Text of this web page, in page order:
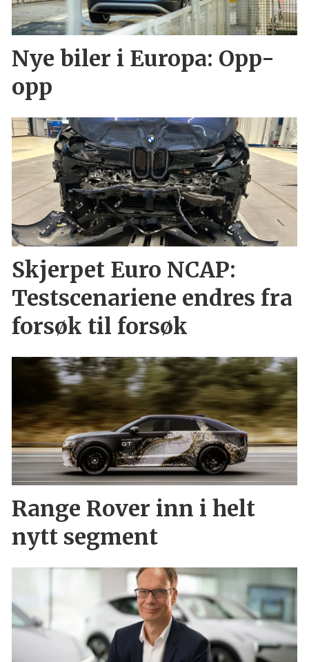
Nye biler i Europa: Opp-
opp
Skjerpet Euro NCAP:
Testscenariene endres fra
forsøk til forsøk
Range Rover inn i helt
nytt segment